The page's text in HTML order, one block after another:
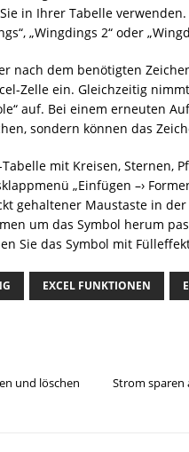
in Ihrer Tabelle
„Wingdings 2“ oder
nach dem benötigten
Zelle ein. Gleichzeitig
auf. Bei einem erneuten
sondern können das
mit Kreisen, Sternen,
„Einfügen –›
gehaltener Maustaste in
um das Symbol herum
Sie das Symbol mit
EXCEL FUNKTIONEN
und löschen
Strom sparen